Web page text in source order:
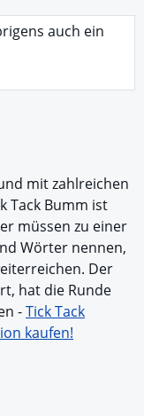
auch ein
mit zahlreichen
Tack Bumm ist
müssen zu einer
Wörter nennen,
Der
hat die Runde
-Tick Tack
kaufen!